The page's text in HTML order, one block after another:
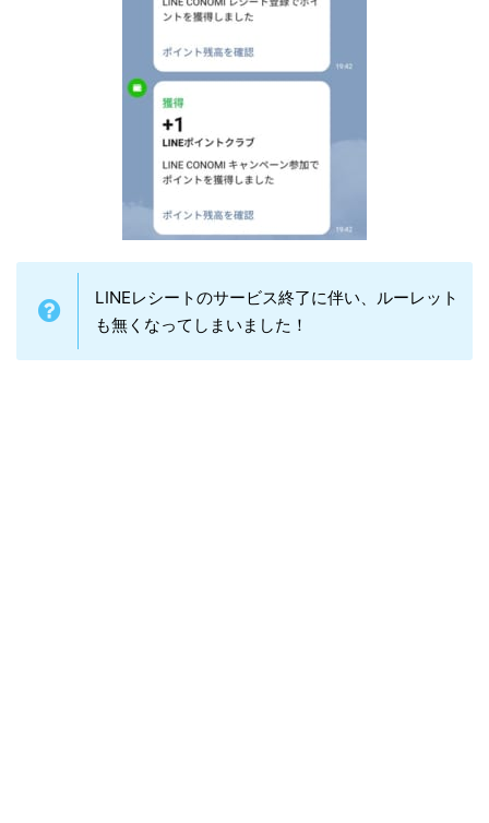
LINEレシートのサービス終了に伴い、ルーレット
も無くなってしまいました！